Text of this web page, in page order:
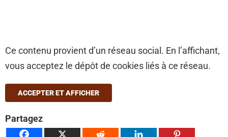
Ce contenu provient d’un réseau social. En l’affichant,
vous acceptez le dépôt de cookies liés à ce réseau.
ACCEPTER ET AFFICHER
Partagez